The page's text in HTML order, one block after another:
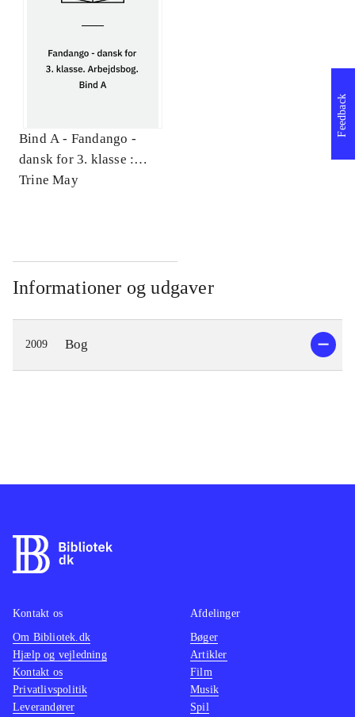
Bind A - Fandango -
dansk for 3. klasse :
grundbog. Arbejdsbog.
Trine May
Informationer og udgaver
2009 Bog
Feedback
Kontakt os
Om Bibliotek.dk
Hjælp og vejledning
Kontakt os
Privatlivspolitik
Leverandører
Afdelinger
Bøger
Artikler
Film
Musik
Spil